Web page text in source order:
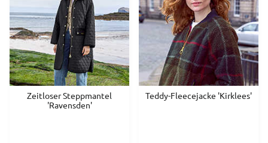
Zeitloser Steppmantel
'Ravensden'
Teddy-Fleecejacke 'Kirklees'